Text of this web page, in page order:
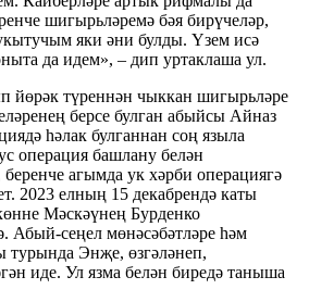
шигырьләремә бәя бирүчеләр,
яки әни булды. Үзем исә
да идем», – дип уртаклаша ул.
йөрәк түреннән чыккан шигырьләре
берсе булган абыйсы Айназ
һәлак булганнан соң языла
операция башлану белән
агымда ук хәрби операциягә
2023 елның 15 декабрендә каты
Мәскәүнең Бурденко
Абый-сеңел мөнәсәбәтләре һәм
Энҗе, өзгәләнеп,
иде. Ул язма белән биредә таныша